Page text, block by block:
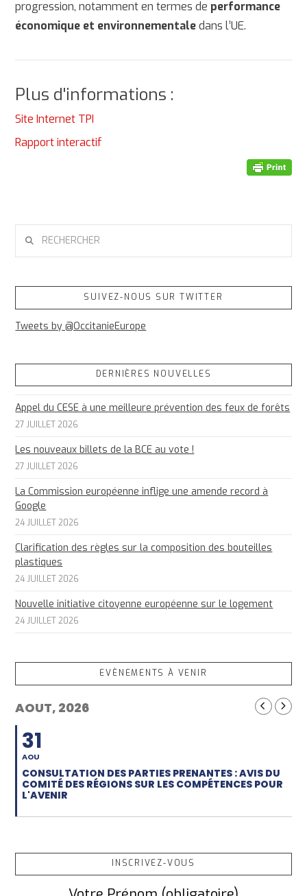
progression, notamment en termes de performance
économique et environnementaledans l’UE.
Plus d'informations :
Site Internet TPI
Rapport interactif
SUIVEZ-NOUS SUR TWITTER
Tweets by @OccitanieEurope
DERNIÈRES NOUVELLES
Appel du CESE à une meilleure prévention des feux de forêts
27 JUILLET 2026
Les nouveaux billets de la BCE au vote !
27 JUILLET 2026
La Commission européenne inflige une amende record à
Google
24 JUILLET 2026
Clarification des règles sur la composition des bouteilles
plastiques
24 JUILLET 2026
Nouvelle initiative citoyenne européenne sur le logement
24 JUILLET 2026
EVÈNEMENTS À VENIR
AOUT, 2026
31
AOU
CONSULTATION DES PARTIES PRENANTES : AVIS DU
COMITÉ DES RÉGIONS SUR LES COMPÉTENCES POUR
L'AVENIR
INSCRIVEZ-VOUS